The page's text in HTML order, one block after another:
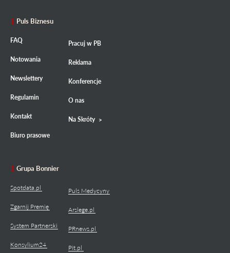
Puls Biznesu
FAQ
Notowania
Newslettery
Regulamin
Kontakt
Biuro prasowe
Pracuj w PB
Reklama
Konferencje
O nas
Na Skróty
Grupa Bonnier
Spotdata.pl
Zgarnij Premię
System Partnerski
Konsylium24
Puls Medycyny
Arslege.pl
PRnews.pl
Pit.pl